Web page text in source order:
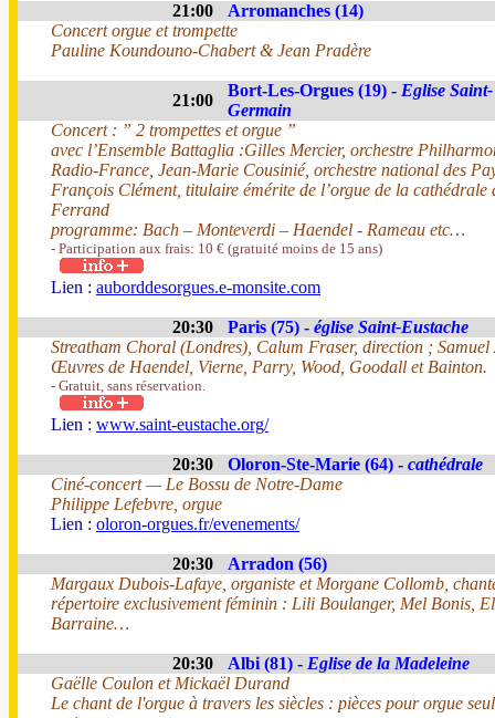
21:00
Arromanches (14)
Concert orgue et trompette
Pauline Koundouno-Chabert & Jean Pradère
21:00
Bort-Les-Orgues (19) - Eglise Saint-
Germain
Concert : ” 2 trompettes et orgue ”
avec l’Ensemble Battaglia :Gilles Mercier, orchestre
Radio-France, Jean-Marie Cousinié, orchestre national des
François Clément, titulaire émérite de l’orgue de la cathédrale
Ferrand
programme: Bach – Monteverdi – Haendel - Rameau etc…
- Participation aux frais: 10 € (gratuité moins de 15 ans)
Lien : auborddesorgues.e-monsite.com
20:30 Paris (75) - église Saint-Eustache
Streatham Choral (Londres), Calum Fraser, direction ;
Œuvres de Haendel, Vierne, Parry, Wood, Goodall et Bainton.
- Gratuit, sans réservation.
Lien : www.saint-eustache.org/
20:30 Oloron-Ste-Marie (64) - cathédrale
Ciné-concert — Le Bossu de Notre-Dame
Philippe Lefebvre, orgue
Lien : oloron-orgues.fr/evenements/
20:30
Arradon (56)
Margaux Dubois-Lafaye, organiste et Morgane Collomb,
répertoire exclusivement féminin : Lili Boulanger, Mel Bonis,
Barraine…
20:30 Albi (81) - Eglise de la Madeleine
Gaëlle Coulon et Mickaël Durand
Le chant de l'orgue à travers les siècles : pièces pour orgue